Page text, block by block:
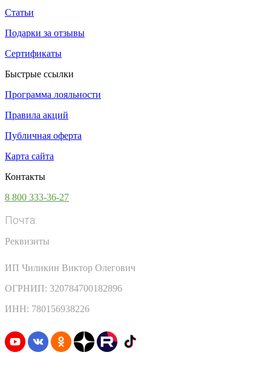
Статьи
Подарки за отзывы
Сертификаты
Быстрые ссылки
Программа лояльности
Правила акций
Публичная оферта
Карта сайта
Контакты
8 800 333-36-27
Почта:
Реквизиты
ИП Чиликин Виктор Олегович
ОГРНИП: 320784700182896
ИНН: 780156938226